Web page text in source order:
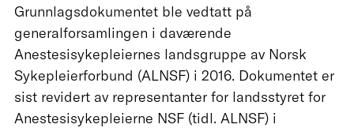
Grunnlagsdokumentet ble vedtatt på
generalforsamlingen i daværende
Anestesisykepleiernes landsgruppe av Norsk
Sykepleierforbund (ALNSF) i 2016. Dokumentet er
sist revidert av representanter for landsstyret for
Anestesisykepleierne NSF (tidl. ALNSF) i